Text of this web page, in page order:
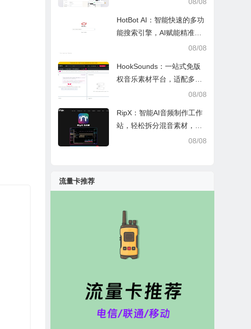
HotBot AI：智能快速的多功
能搜索引擎，AI赋能精准检
08/08
HookSounds：一站式免版
权音乐素材平台，适配多场
08/08
RipX：智能AI音频制作工作
站，轻松拆分混音素材，助
08/08
流量卡推荐